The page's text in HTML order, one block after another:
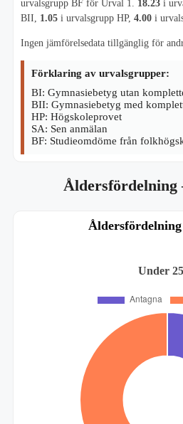
urvalsgrupp BF för Urval 1. 18.23 i
BII, 1.05 i urvalsgrupp HP, 4.00 i
Ingen jämförelsedata tillgänglig för
Förklaring av urvalsgrupper:
BI: Gymnasiebetyg utan
BII: Gymnasiebetyg med
HP: Högskoleprovet
SA: Sen anmälan
BF: Studieomdöme från
Åldersfördelning
Under